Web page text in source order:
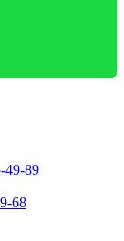
49-89
68